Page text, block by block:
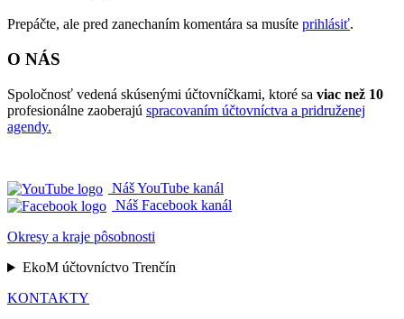
Prepáčte, ale pred zanechaním komentára sa musíte prihlásiť.
O NÁS
Spoločnosť vedená skúsenými účtovníčkami, ktoré sa viac než 10
profesionálne zaoberajú spracovaním účtovníctva a pridruženej
agendy.
Náš YouTube kanál
Náš Facebook kanál
Okresy a kraje pôsobnosti
EkoM účtovníctvo Trenčín
KONTAKTY